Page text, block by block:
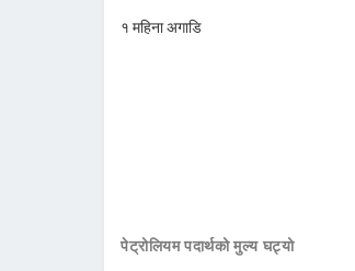
१ महिना अगाडि
पेट्रोलियम पदार्थको मुल्य घट्यो